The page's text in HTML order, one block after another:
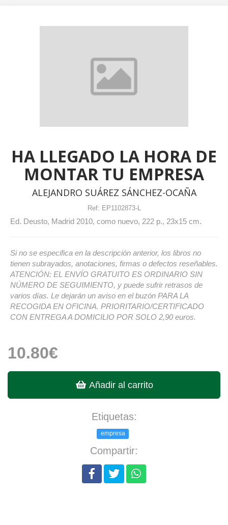
HA LLEGADO LA HORA DE
MONTAR TU EMPRESA
ALEJANDRO SUÁREZ SÁNCHEZ-OCAÑA
Ref: EP1102873-L
Ed. Deusto, Madrid 2010, como nuevo, 222 p., 23x15 cm.
Si no se especifica en la descripción anterior, los libros no
tienen subrayados, anotaciones, firmas o defectos reseñables.
ATENCIÓN: EL ENVÍO GRATUITO ES ORDINARIO SIN
NÚMERO DE SEGUIMIENTO, y puede sufrir retrasos de
varios días. Le dejarán un aviso en el buzón PARA LA
RECOGIDA EN OFICINA. PRIORITARIO/CERTIFICADO
CON ENTREGA A DOMICILIO POR SOLO 2,90 euros.
10.80€
Añadir al carrito
Etiquetas:
empresa
Compartir: